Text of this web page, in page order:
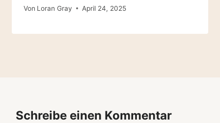
Von Loran Gray April 24, 2025
Schreibe einen Kommentar